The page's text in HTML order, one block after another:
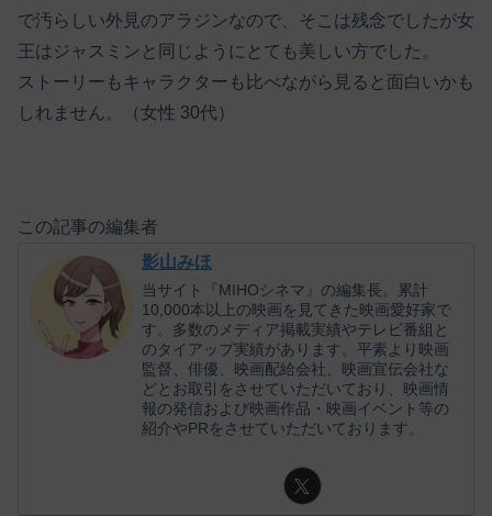
で汚らしい外見のアラジンなので、そこは残念でしたが女
王はジャスミンと同じようにとても美しい方でした。
ストーリーもキャラクターも比べながら見ると面白いかも
しれません。（女性 30代）
この記事の編集者
影山みほ
当サイト『MIHOシネマ』の編集長。累計
10,000本以上の映画を見てきた映画愛好家で
す。多数のメディア掲載実績やテレビ番組と
のタイアップ実績があります。平素より映画
監督、俳優、映画配給会社、映画宣伝会社な
どとお取引をさせていただいており、映画情
報の発信および映画作品・映画イベント等の
紹介やPRをさせていただいております。